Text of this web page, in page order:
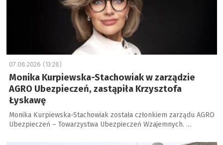
07.08.2026 (13:28)
Monika Kurpiewska-Stachowiak w zarządzie
AGRO Ubezpieczeń, zastąpiła Krzysztofa
Łyskawę
Monika Kurpiewska-Stachowiak została członkiem zarządu AGRO
Ubezpieczeń – Towarzystwa Ubezpieczeń Wzajemnych. …